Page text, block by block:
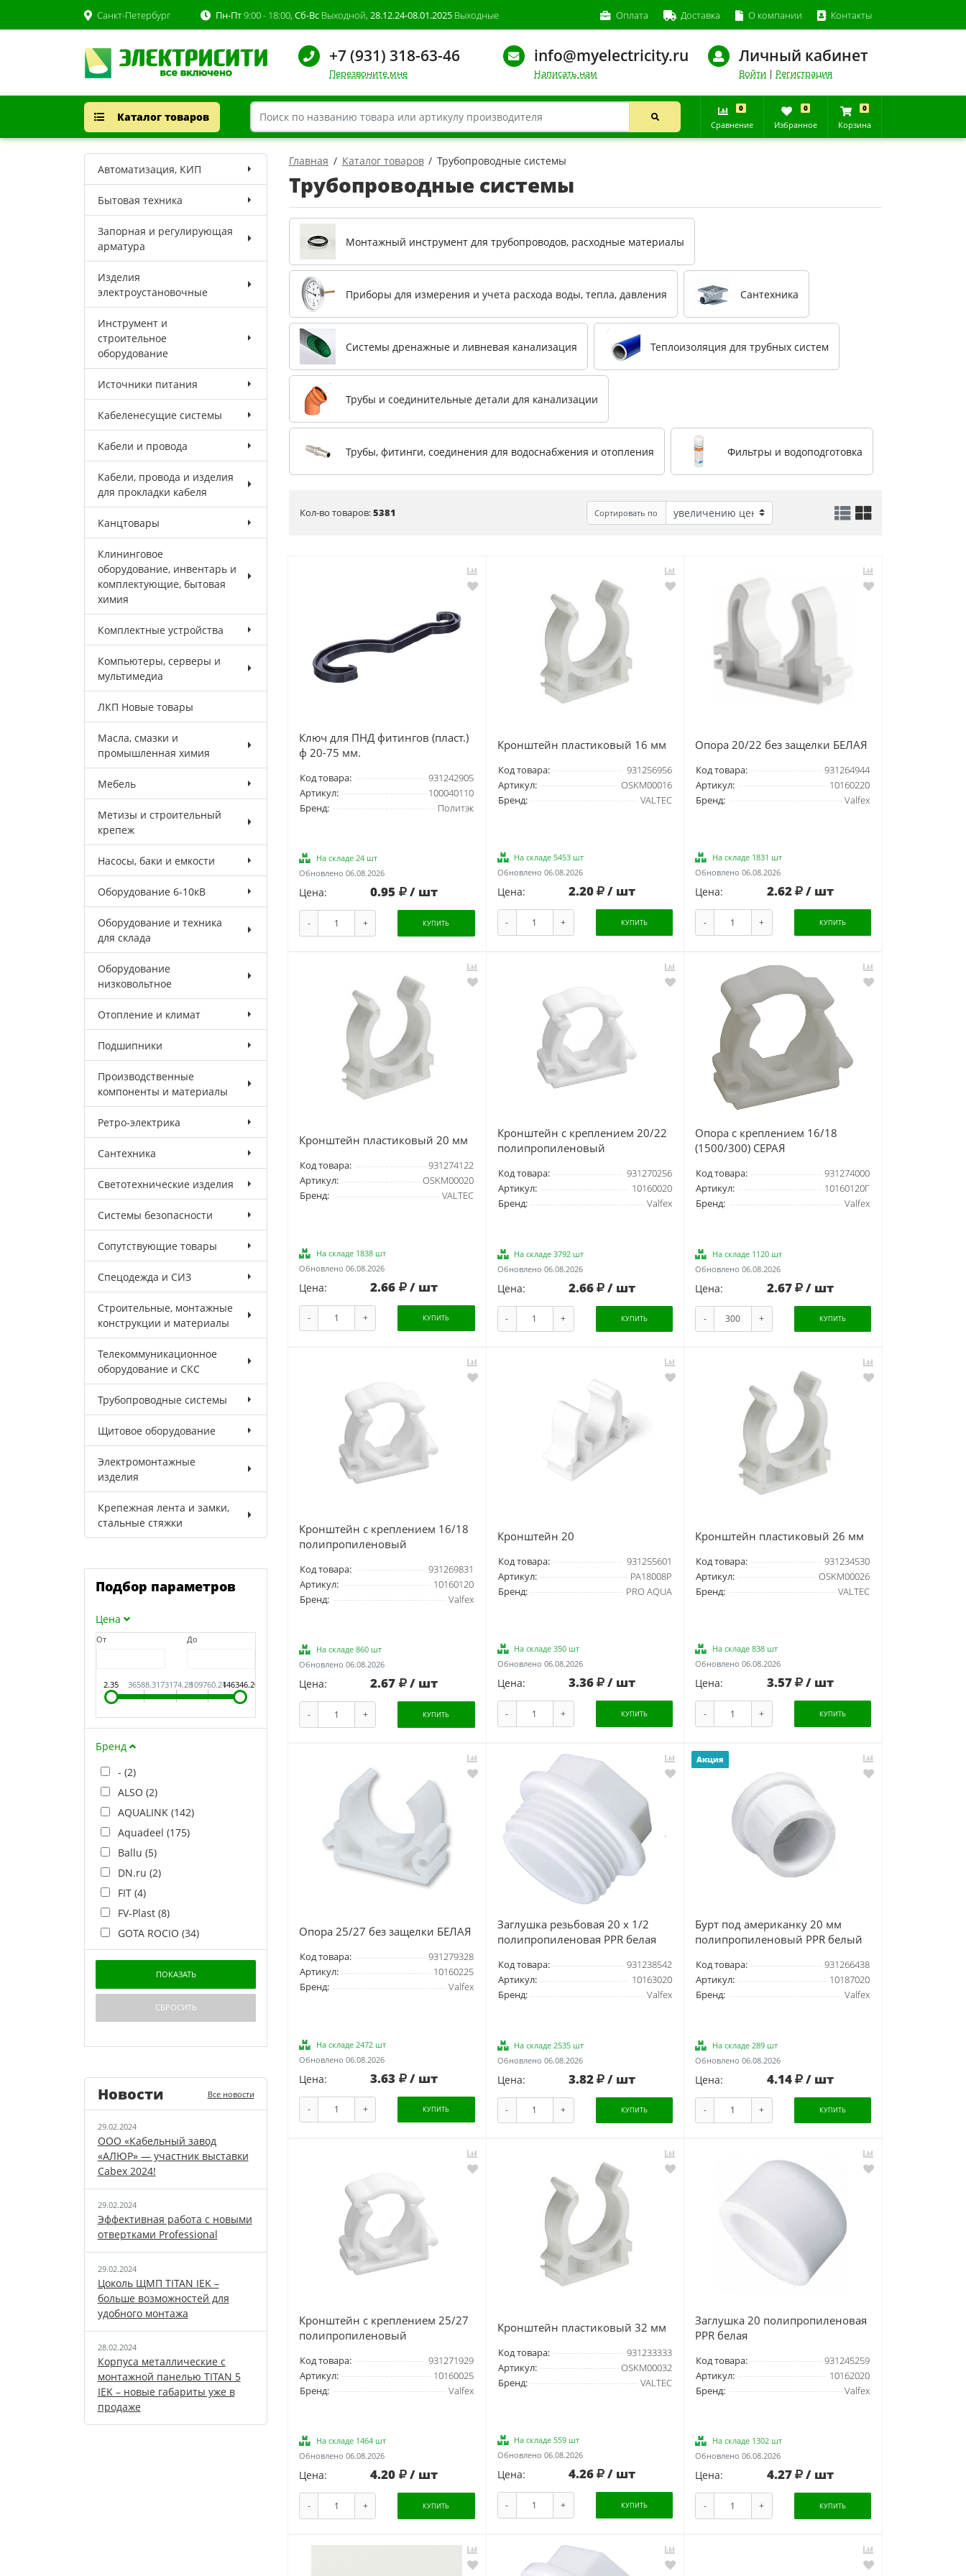
Санкт-Петербург Пн-Пт9:00 - 18:00, Сб-Вс Выходной, 28.12.24-08.01.2025 Выходные Оплата Доставка О компании Контакты
+7 (931) 318-63-46
Перезвоните мне
info@myelectricity.ru
Написать нам
Личный кабинет
Войти | Регистрация
Каталог товаров
0
Сравнение
0
Избранное
0
Корзина
Главная Каталог товаров Трубопроводные системы
Трубопроводные системы
Монтажный инструмент для трубопроводов, расходные материалы
Приборы для измерения и учета расхода воды, тепла, давления Сантехника
Системы дренажные и ливневая канализация Теплоизоляция для трубных систем
Трубы и соединительные детали для канализации
Трубы, фитинги, соединения для водоснабжения и отопления Фильтры и водоподготовка
Кол-во товаров:5381 Сортировать по
Ключ для ПНД фитингов (пласт.)
ф 20-75 мм.
Код товара:
931242905
Артикул:
100040110
Бренд:
Политэк
На складе 24 шт
Обновлено 06.08.2026
Цена: 0.95 / шт
- + КУПИТЬ
Кронштейн пластиковый 16 мм
Код товара:
931256956
Артикул:
OSKM00016
Бренд:
VALTEC
На складе 5453 шт
Обновлено 06.08.2026
Цена: 2.20 / шт
- + КУПИТЬ
Опора 20/22 без защелки БЕЛАЯ
Код товара:
931264944
Артикул:
10160220
Бренд:
Valfex
На складе 1831 шт
Обновлено 06.08.2026
Цена: 2.62 / шт
- + КУПИТЬ
Кронштейн пластиковый 20 мм
Код товара:
931274122
Артикул:
OSKM00020
Бренд:
VALTEC
На складе 1838 шт
Обновлено 06.08.2026
Цена: 2.66 / шт
- + КУПИТЬ
Кронштейн с креплением 20/22
полипропиленовый
Код товара:
931270256
Артикул:
10160020
Бренд:
Valfex
На складе 3792 шт
Обновлено 06.08.2026
Цена: 2.66 / шт
- + КУПИТЬ
Опора с креплением 16/18
(1500/300) СЕРАЯ
Код товара:
931274000
Артикул:
10160120Г
Бренд:
Valfex
На складе 1120 шт
Обновлено 06.08.2026
Цена: 2.67 / шт
- + КУПИТЬ
Кронштейн с креплением 16/18
полипропиленовый
Код товара:
931269831
Артикул:
10160120
Бренд:
Valfex
На складе 860 шт
Обновлено 06.08.2026
Цена: 2.67 / шт
- + КУПИТЬ
Кронштейн 20
Код товара:
931255601
Артикул:
PA18008P
Бренд:
PRO AQUA
На складе 350 шт
Обновлено 06.08.2026
Цена: 3.36 / шт
- + КУПИТЬ
Кронштейн пластиковый 26 мм
Код товара:
931234530
Артикул:
OSKM00026
Бренд:
VALTEC
На складе 838 шт
Обновлено 06.08.2026
Цена: 3.57 / шт
- + КУПИТЬ
Опора 25/27 без защелки БЕЛАЯ
Код товара:
931279328
Артикул:
10160225
Бренд:
Valfex
На складе 2472 шт
Обновлено 06.08.2026
Цена: 3.63 / шт
- + КУПИТЬ
Заглушка резьбовая 20 х 1/2
полипропиленовая PPR белая
Код товара:
931238542
Артикул:
10163020
Бренд:
Valfex
На складе 2535 шт
Обновлено 06.08.2026
Цена: 3.82 / шт
- + КУПИТЬ
Акция
Бурт под американку 20 мм
полипропиленовый PPR белый
Код товара:
931266438
Артикул:
10187020
Бренд:
Valfex
На складе 289 шт
Обновлено 06.08.2026
Цена: 4.14 / шт
- + КУПИТЬ
Кронштейн с креплением 25/27
полипропиленовый
Код товара:
931271929
Артикул:
10160025
Бренд:
Valfex
На складе 1464 шт
Обновлено 06.08.2026
Цена: 4.20 / шт
- + КУПИТЬ
Кронштейн пластиковый 32 мм
Код товара:
931233333
Артикул:
OSKM00032
Бренд:
VALTEC
На складе 559 шт
Обновлено 06.08.2026
Цена: 4.26 / шт
- + КУПИТЬ
Заглушка 20 полипропиленовая
PPR белая
Код товара:
931245259
Артикул:
10162020
Бренд:
Valfex
На складе 1302 шт
Обновлено 06.08.2026
Цена: 4.27 / шт
- + КУПИТЬ
Автоматизация, КИП
Бытовая техника
Запорная и регулирующая
арматура
Изделия
электроустановочные
Инструмент и
строительное
оборудование
Источники питания
Кабеленесущие системы
Кабели и провода
Кабели, провода и изделия
для прокладки кабеля
Канцтовары
Клининговое
оборудование, инвентарь и
комплектующие, бытовая
химия
Комплектные устройства
Компьютеры, серверы и
мультимедиа
ЛКП Новые товары
Масла, смазки и
промышленная химия
Мебель
Метизы и строительный
крепеж
Насосы, баки и емкости
Оборудование 6-10кВ
Оборудование и техника
для склада
Оборудование
низковольтное
Отопление и климат
Подшипники
Производственные
компоненты и материалы
Ретро-электрика
Сантехника
Светотехнические изделия
Системы безопасности
Сопутствующие товары
Спецодежда и СИЗ
Строительные, монтажные
конструкции и материалы
Телекоммуникационное
оборудование и СКС
Трубопроводные системы
Щитовое оборудование
Электромонтажные
изделия
Крепежная лента и замки,
стальные стяжки
Подбор параметров
Цена
От До
2.35 36588.3173174.28109760.24146346.20
Бренд
- (2)
ALSO (2)
AQUALINK (142)
Aquadeel (175)
Ballu (5)
DN.ru (2)
FIT (4)
FV-Plast (8)
GOTA ROCIO (34)
HL (1)
Hailiang (3)
Henco (62)
27)
LD (18)
LD Pride (
MONOFLEX (2)
MOS (1
MVI (356)
MasterProf (
Neptun (12)
NoName (1)
Oasis (15)
Ostendorf (
PRO AQUA (353)
PROFSAN (62)
ROLS ISOMARKET (58)
RUVinil (1)
SINIKON (3)
SML (
Новости Все новости
29.02.2024
ООО «Кабельный завод
«АЛЮР» — участник выставки
Cabex 2024!
29.02.2024
Эффективная работа с новыми
отвертками Professional
29.02.2024
Цоколь ЩМП TITAN IEK –
больше возможностей для
удобного монтажа
28.02.2024
Корпуса металлические с
монтажной панелью TITAN 5
IEK – новые габариты уже в
продаже